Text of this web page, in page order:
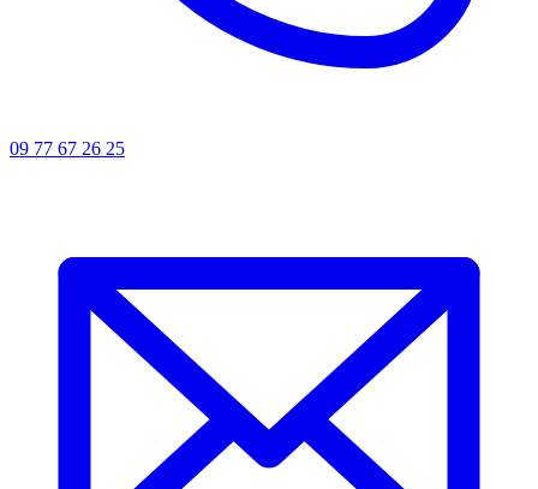
09 77 67 26 25